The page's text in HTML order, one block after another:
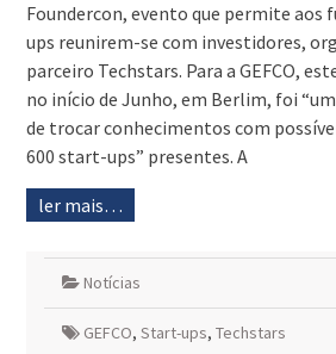
Foundercon, evento que permite aos
ups reunirem-se com investidores,
parceiro Techstars. Para a GEFCO,
no início de Junho, em Berlim, foi
de trocar conhecimentos com
600 start-ups” presentes. A
ler mais…
Notícias
GEFCO, Start-ups, Techstars